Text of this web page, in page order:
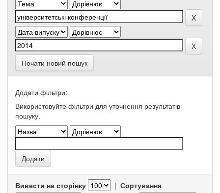
Почати новий пошук
Додати фільтри:
Використовуйте фільтри для уточнення результатів
пошуку.
Вивести на сторінку | Сортування